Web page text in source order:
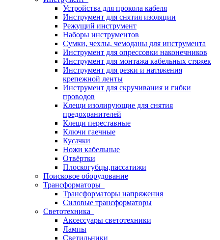
Устройства для прокола кабеля
Инструмент для снятия изоляции
Режущий инструмент
Наборы инструментов
Сумки, чехлы, чемоданы для инструмента
Инструмент для опрессовки наконечников
Инструмент для монтажа кабельных стяжек
Инструмент для резки и натяжения
крепежной ленты
Инструмент для скручивания и гибки
проводов
Клещи изолирующие для снятия
предохранителей
Клещи переставные
Ключи гаечные
Кусачки
Ножи кабельные
Отвёртки
Плоскогубцы,пассатижи
Поисковое оборудование
Трансформаторы
Трансформаторы напряжения
Силовые трансформаторы
Светотехника
Аксессуары светотехники
Лампы
Светильники